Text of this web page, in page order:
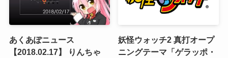
あくあぽニュース
【2018.02.17】 りんちゃ
妖怪ウォッチ2 真打オープ
ニングテーマ「ゲラッポ・